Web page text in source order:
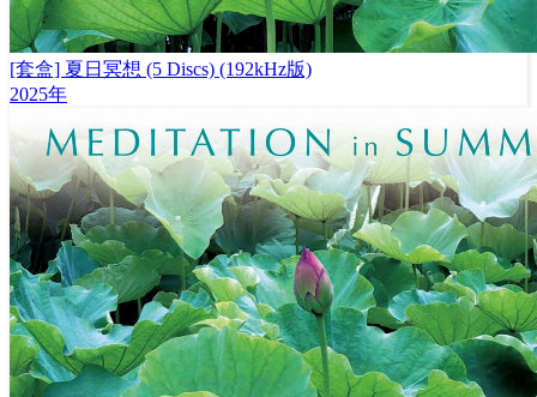
[套盒] 夏日冥想 (5 Discs) (192kHz版)
2025年